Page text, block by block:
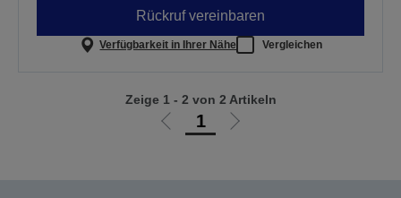
Rückruf vereinbaren
Verfügbarkeit in Ihrer Nähe Vergleichen
Zur 1
Zur
Zeige 1 - 2 von 2 Artikeln